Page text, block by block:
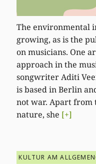
The environmental
growing, as is the
on musicians. One
approach in the
songwriter Aditi
is based in Berlin
not war. Apart
nature, she [+]
KULTUR AM